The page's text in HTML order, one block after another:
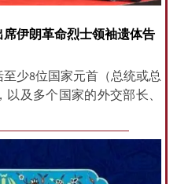
伊朗革命烈士领袖遗体告
少8位国家元首（总统或总
及多个国家的外交部长、